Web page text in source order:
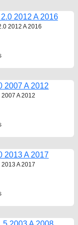
2012 A 2016
2007 A 2012
2013 A 2017